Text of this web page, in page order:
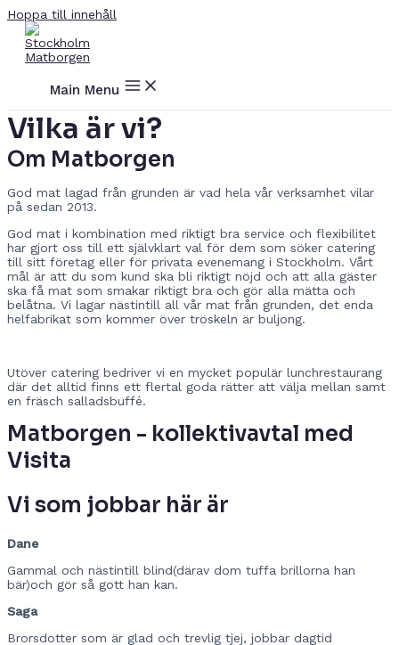
Hoppa till innehåll
Main Menu
Vilka är vi?
Om Matborgen
God mat lagad från grunden är vad hela vår verksamhet vilar
på sedan 2013.
God mat i kombination med riktigt bra service och flexibilitet
har gjort oss till ett självklart val för dem som söker catering
till sitt företag eller för privata evenemang i Stockholm. Vårt
mål är att du som kund ska bli riktigt nöjd och att alla gäster
ska få mat som smakar riktigt bra och gör alla mätta och
belåtna. Vi lagar nästintill all vår mat från grunden, det enda
helfabrikat som kommer över tröskeln är buljong.
Utöver catering bedriver vi en mycket populär lunchrestaurang
där det alltid finns ett flertal goda rätter att välja mellan samt
en fräsch salladsbuffé.
Matborgen - kollektivavtal med
Visita
Vi som jobbar här är
Dane
Gammal och nästintill blind(därav dom tuffa brillorna han
bär)och gör så gott han kan.
Saga
Brorsdotter som är glad och trevlig tjej, jobbar dagtid